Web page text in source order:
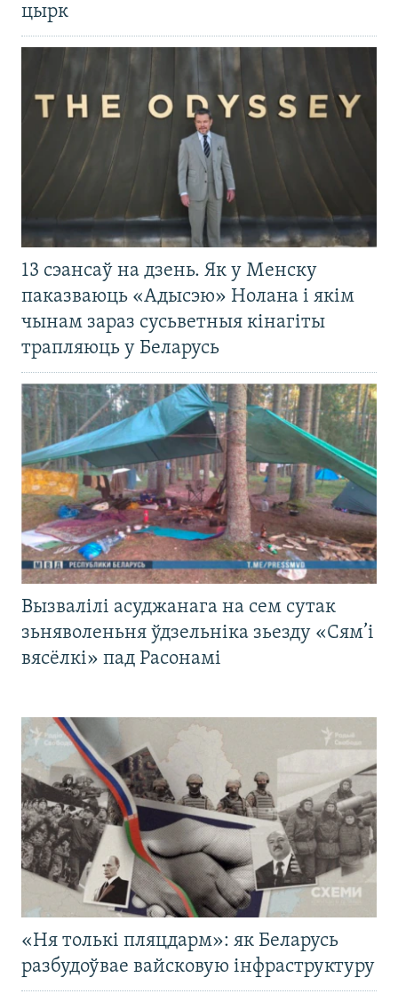
цырк
13 сэансаў на дзень. Як у Менску
паказваюць «Адысэю» Нолана і якім
чынам зараз сусьветныя кінагіты
трапляюць у Беларусь
Вызвалілі асуджанага на сем сутак
зьняволеньня ўдзельніка зьезду «Сям’і
вясёлкі» пад Расонамі
«Ня толькі пляцдарм»: як Беларусь
разбудоўвае вайсковую інфраструктуру